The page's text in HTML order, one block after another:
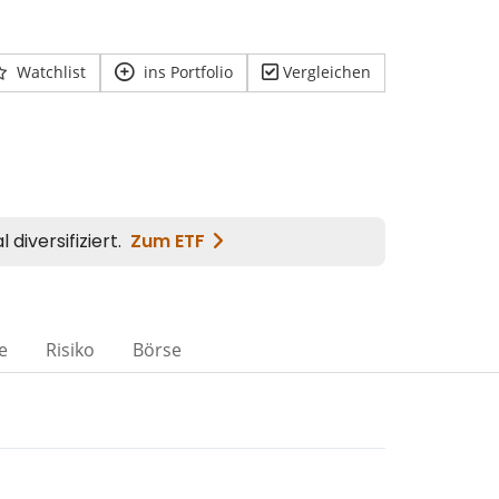
Watchlist ins Portfolio Vergleichen
Risiko Börse